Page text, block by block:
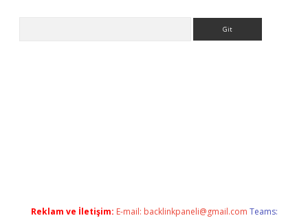
Reklam ve İletişim: E-mail: backlinkpaneli@gmail.com Teams: